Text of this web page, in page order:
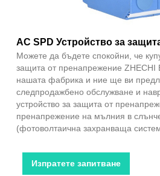
AC SPD Устройство за
Можете да бъдете спокойни, че
защита от пренапрежение ZHECHI
нашата фабрика и ние ще ви
следпродажбено обслужване и
устройство за защита от
пренапрежение на мълния в
(фотоволтаична захранваща
Изпратете запитване